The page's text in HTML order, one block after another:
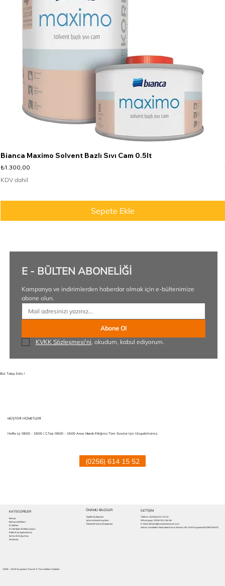
Bianca Maximo Solvent Bazlı Sıvı Cam 0.5lt
Fiyat
₺1.300,00
KDV dahil
Sepete Ekle
E - BÜLTEN ABONELİĞİ
Kampanya ve indirimlerden haberdar olmak için e-bültenimize
abone olun.
Abone Ol
KVKK Sözleşmesi'ni, okudum, kabul ediyorum.
Bizi Takip Edin !
Hafta Içi 08:00 - 18:00 / C.tesi 08:00 - 16:00 Arası Merak Ettiğiniz Tüm Sorular Için Ulaşabilirsiniz.
MÜŞTERİ HİZMETLERİ
(0256) 614 15 52
KATEGORİLER
Banyo
Bahçe ve Balkon
El Aletleri
Ev Gereçleri & Dekorasyon
Elektrik ve Aydınlatma
Isıtma & Soğutma
Hırdavat
ÖNEMLİ BİLGİLER
Üyelik Sözleşmesi
İptal ve İade Koşulları
Mesafeli Satış Sözleşmesi
İLETIŞİM
Telefon: (0256) 614 15 52
Whatsapp: 0538 301 96 58
E-Mail: iletisim@kusadasiticaret.com
Adres: Camikebir Mahallesi İnönü Bulvarı No:70/A Kuşadası/AYDIN 09400
1985 - 2026 Kuşadası Ticaret © Tüm Hakları Saklıdır.